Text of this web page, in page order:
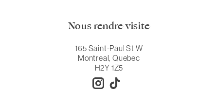
Nous rendre visite
165 Saint-Paul St W
Montreal, Quebec
H2Y 1Z5